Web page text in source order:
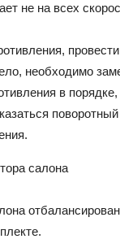
не на всех
необходимо
в
салона